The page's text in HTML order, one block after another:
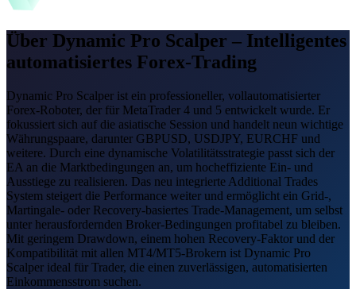
Über Dynamic Pro Scalper – Intelligentes
automatisiertes Forex-Trading
Dynamic Pro Scalper ist ein professioneller, vollautomatisierter
Forex-Roboter, der für MetaTrader 4 und 5 entwickelt wurde. Er
fokussiert sich auf die asiatische Session und handelt neun wichtige
Währungspaare, darunter GBPUSD, USDJPY, EURCHF und
weitere. Durch eine dynamische Volatilitätsstrategie passt sich der
EA an die Marktbedingungen an, um hocheffiziente Ein- und
Ausstiege zu realisieren. Das neu integrierte Additional Trades
System steigert die Performance weiter und ermöglicht ein Grid-,
Martingale- oder Recovery-basiertes Trade-Management, um selbst
unter herausfordernden Broker-Bedingungen profitabel zu bleiben.
Mit geringem Drawdown, einem hohen Recovery-Faktor und der
Kompatibilität mit allen MT4/MT5-Brokern ist Dynamic Pro
Scalper ideal für Trader, die einen zuverlässigen, automatisierten
Einkommensstrom suchen.